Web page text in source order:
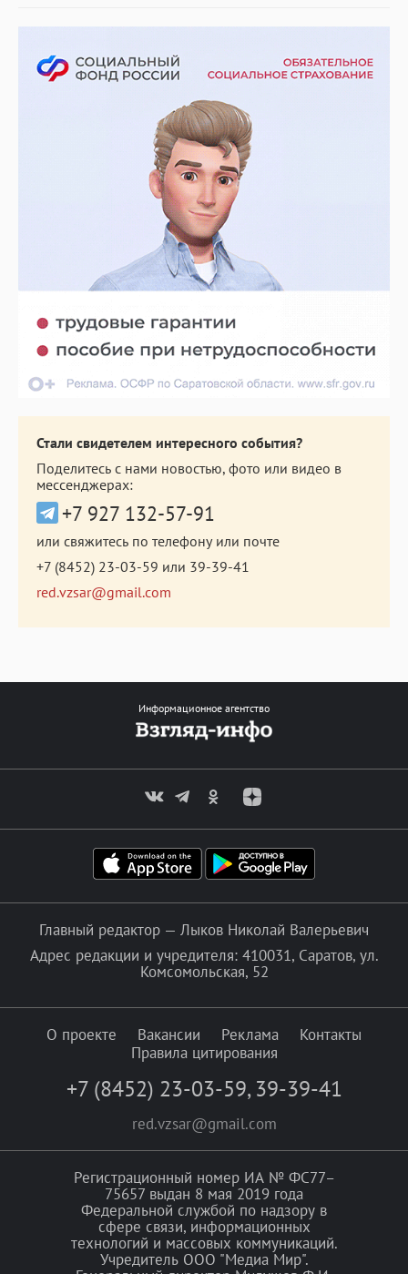
Стали свидетелем интересного события?
Поделитесь с нами новостью, фото или видео в
мессенджерах:
+7 927 132-57-91
или свяжитесь по телефону или почте
+7 (8452) 23-03-59 или 39-39-41
red.vzsar@gmail.com
Информационное агентство
Главный редактор — Лыков Николай Валерьевич
Адрес редакции и учредителя: 410031, Саратов, ул.
Комсомольская, 52
О проекте Вакансии Реклама
Контакты
Правила цитирования
+7 (8452) 23-03-59, 39-39-41
red.vzsar@gmail.com
Регистрационный номер ИА № ФС77–
75657 выдан 8 мая 2019 года
Федеральной службой по надзору в
сфере связи, информационных
технологий и массовых коммуникаций.
Учредитель ООО "Медиа Мир".